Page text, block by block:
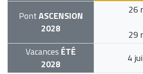
PontASCENSION
2028
26
29
Vacances ÉTÉ
2028
4